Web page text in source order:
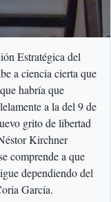
Estratégica del
a ciencia cierta que
habría que
a la del 9 de
grito de libertad
Kirchner
comprende a que
dependiendo del
García.